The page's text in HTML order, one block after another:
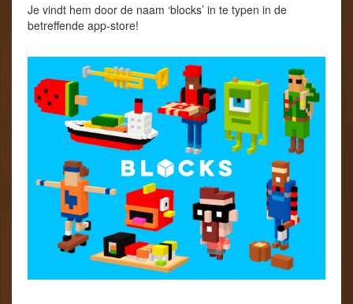
Je vindt hem door de naam ‘blocks’ in te typen in de
betreffende app-store!